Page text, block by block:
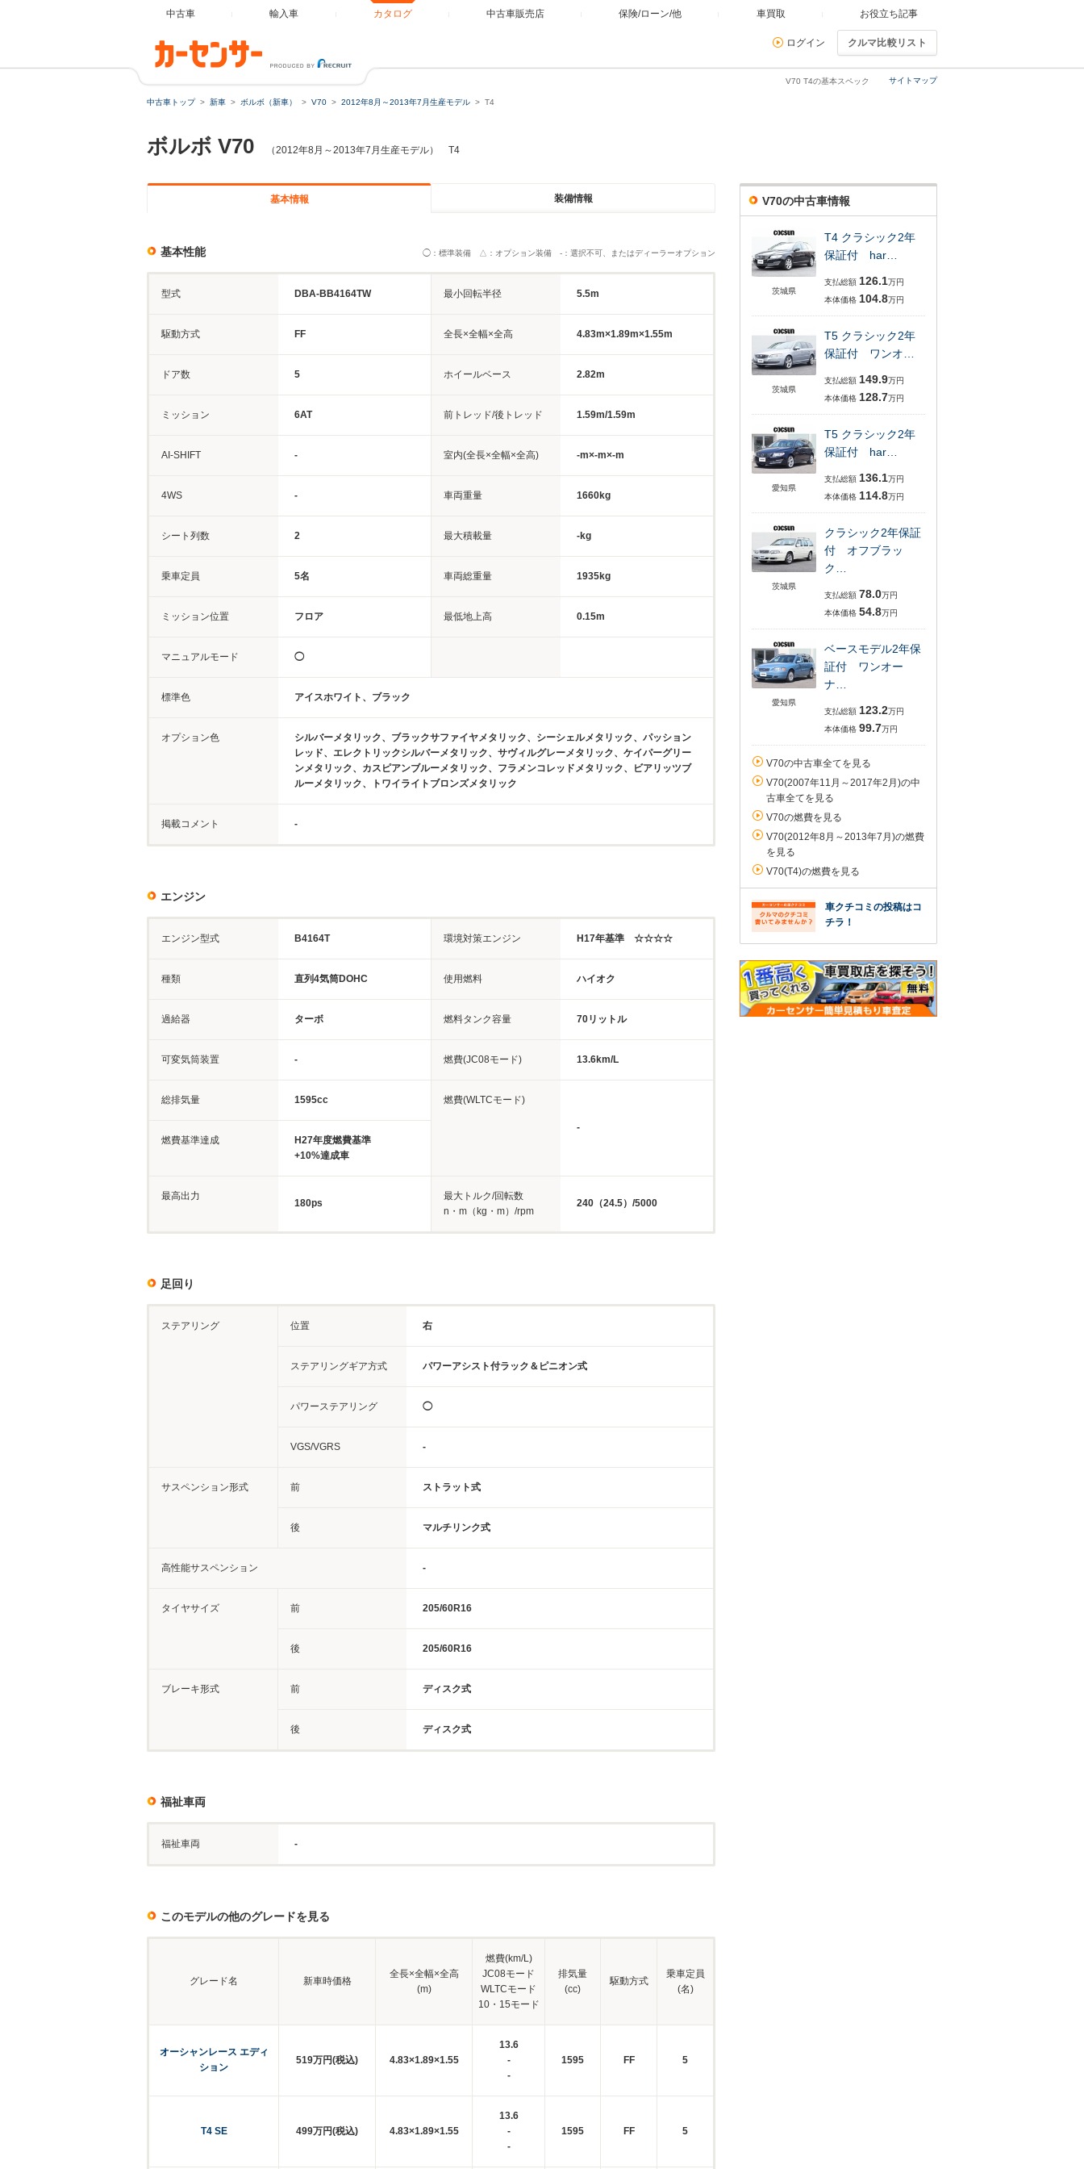
中古車 輸入車 カタログ 中古車販売店 保険/ローン/他 車買取 お役立ち記事
ログイン クルマ比較リスト
サイトマップ
V70 T4の基本スペック
中古車トップ 新車 ボルボ（新車） V70 2012年8月～2013年7月生産モデル T4
ボルボ V70 （2012年8月～2013年7月生産モデル） T4
基本情報 装備情報
基本性能 ◯：標準装備 △：オプション装備 -：選択不可、またはディーラーオプション
型式 DBA-BB4164TW 最小回転半径 5.5m
駆動方式 FF 全長×全幅×全高 4.83m×1.89m×1.55m
ドア数 5 ホイールベース 2.82m
ミッション 6AT 前トレッド/後トレッド 1.59m/1.59m
AI-SHIFT - 室内(全長×全幅×全高) -m×-m×-m
4WS - 車両重量 1660kg
シート列数 2 最大積載量 -kg
乗車定員 5名 車両総重量 1935kg
ミッション位置 フロア 最低地上高 0.15m
マニュアルモード ◯
標準色 アイスホワイト、ブラック
オプション色
シルバーメタリック、ブラックサファイヤメタリック、シーシェルメタリック、パッション
レッド、エレクトリックシルバーメタリック、サヴィルグレーメタリック、ケイパーグリー
ンメタリック、カスピアンブルーメタリック、フラメンコレッドメタリック、ビアリッツブ
ルーメタリック、トワイライトブロンズメタリック
掲載コメント -
エンジン
エンジン型式 B4164T 環境対策エンジン H17年基準 ☆☆☆☆
種類 直列4気筒DOHC 使用燃料 ハイオク
過給器 ターボ 燃料タンク容量 70リットル
可変気筒装置 - 燃費(JC08モード) 13.6km/L
総排気量 1595cc 燃費(WLTCモード)
-
燃費基準達成
H27年度燃費基準
+10%達成車
最高出力
180ps
最大トルク/回転数
n・m（kg・m）/rpm
240（24.5）/5000
足回り
ステアリング 位置 右
ステアリングギア方式 パワーアシスト付ラック＆ピニオン式
パワーステアリング ◯
VGS/VGRS -
サスペンション形式 前 ストラット式
後 マルチリンク式
高性能サスペンション -
タイヤサイズ 前 205/60R16
後 205/60R16
ブレーキ形式 前 ディスク式
後 ディスク式
福祉車両
福祉車両 -
このモデルの他のグレードを見る
グレード名 新車時価格
全長×全幅×全高
(m)
燃費(km/L)
JC08モード
WLTCモード
10・15モード
排気量
(cc)
駆動方式
乗車定員
(名)
オーシャンレース エディ
ション
519万円(税込) 4.83×1.89×1.55
13.6
-
-
1595 FF 5
T4 SE 499万円(税込) 4.83×1.89×1.55
13.6
-
-
1595 FF 5
V70の中古車情報
茨城県
T4 クラシック2年
保証付 har…
支払総額 126.1万円
本体価格 104.8万円
茨城県
T5 クラシック2年
保証付 ワンオ…
支払総額 149.9万円
本体価格 128.7万円
愛知県
T5 クラシック2年
保証付 har…
支払総額 136.1万円
本体価格 114.8万円
茨城県
クラシック2年保証
付 オフブラッ
ク…
支払総額 78.0万円
本体価格 54.8万円
愛知県
ベースモデル2年保
証付 ワンオー
ナ…
支払総額 123.2万円
本体価格 99.7万円
V70の中古車全てを見る
V70(2007年11月～2017年2月)の中
古車全てを見る
V70の燃費を見る
V70(2012年8月～2013年7月)の燃費
を見る
V70(T4)の燃費を見る
車クチコミの投稿はコ
チラ！